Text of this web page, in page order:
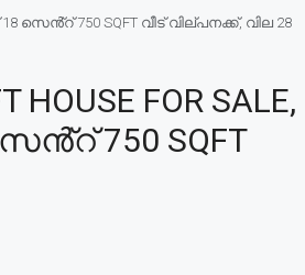
18 സെൻ്റ് 750 SQFT വീട് വില്പനക്ക്, വില 28
HOUSE FOR SALE,
750 SQFT